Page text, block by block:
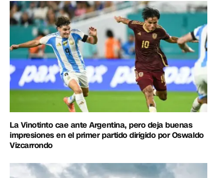
La Vinotinto cae ante Argentina, pero deja buenas
impresiones en el primer partido dirigido por Oswaldo
Vizcarrondo